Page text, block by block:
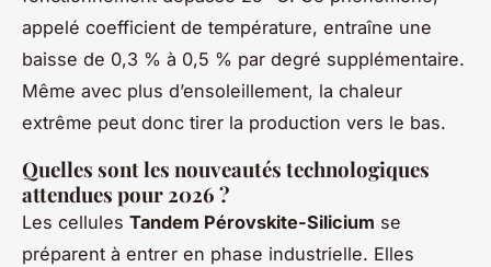
appelé coefficient de température, entraîne une
baisse de 0,3 % à 0,5 % par degré supplémentaire.
Même avec plus d’ensoleillement, la chaleur
extrême peut donc tirer la production vers le bas.
Quelles sont les nouveautés technologiques
attendues pour 2026 ?
Les cellules Tandem Pérovskite-Silicium se
préparent à entrer en phase industrielle. Elles